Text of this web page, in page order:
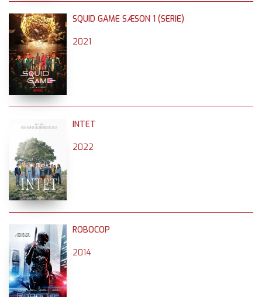
SQUID GAME SÆSON 1 (SERIE)
2021
INTET
2022
ROBOCOP
2014